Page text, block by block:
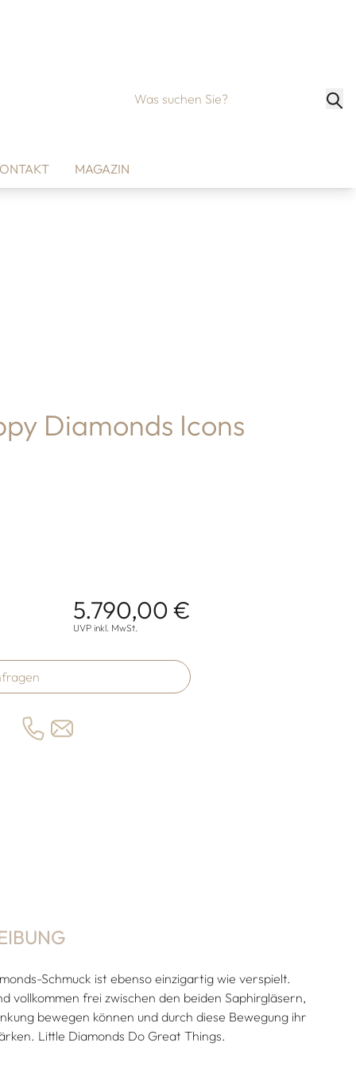
MAGAZIN
Diamonds Icons
5.790,00 €
UVP inkl. MwSt.
Schmuck ist ebenso einzigartig wie verspielt.
vollkommen frei zwischen den beiden Saphirgläsern,
bewegen können und durch diese Bewegung ihr
Little Diamonds Do Great Things.